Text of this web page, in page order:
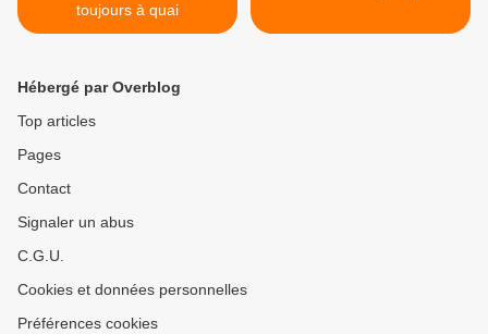
toujours à quai
Hébergé par Overblog
Top articles
Pages
Contact
Signaler un abus
C.G.U.
Cookies et données personnelles
Préférences cookies